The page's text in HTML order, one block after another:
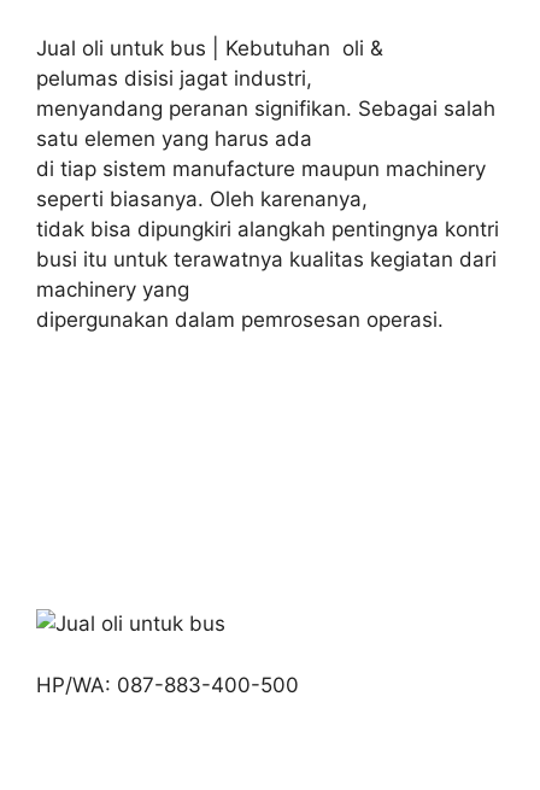
Jual oli untuk bus | Kebutuhan oli &
pelumas disisi jagat industri,
menyandang peranan signifikan. Sebagai salah
satu elemen yang harus ada
di tiap sistem manufacture maupun machinery
seperti biasanya. Oleh karenanya,
tidak bisa dipungkiri alangkah pentingnya kontri
busi itu untuk terawatnya kualitas kegiatan dari
machinery yang
dipergunakan dalam pemrosesan operasi.
HP/WA: 087-883-400-500